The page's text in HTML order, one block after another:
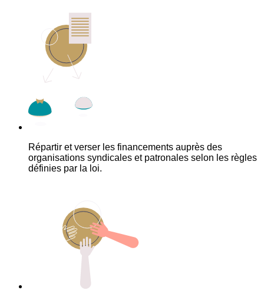
Répartir et verser les financements auprès des
organisations syndicales et patronales selon les règles
définies par la loi.